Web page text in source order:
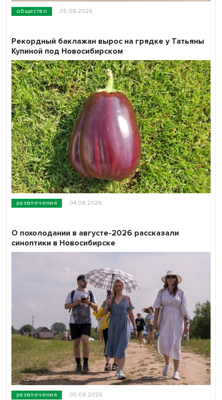
общество 05.08.2026
развлечения 04.08.2026
Рекордный баклажан вырос на грядке у Татьяны
Купиной под Новосибирском
развлечения 05.08.2026
О похолодании в августе-2026 рассказали
синоптики в Новосибирске